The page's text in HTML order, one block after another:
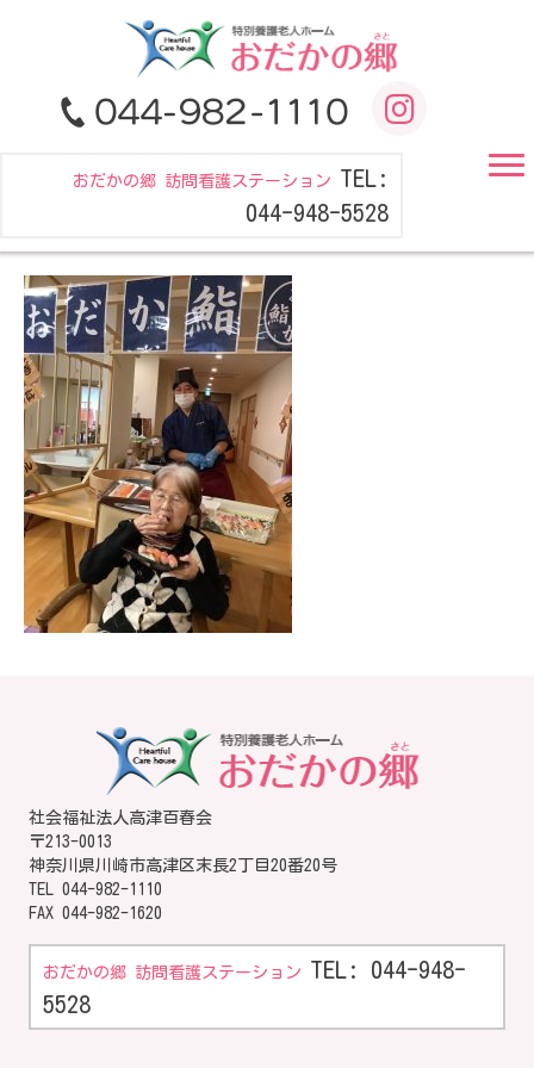
おだかの郷 訪問看護ステーション TEL:
044-948-5528
社会福祉法人高津百春会
〒213-0013
神奈川県川崎市高津区末長2丁目20番20号
TEL 044-982-1110
FAX 044-982-1620
おだかの郷 訪問看護ステーション TEL: 044-948-
5528